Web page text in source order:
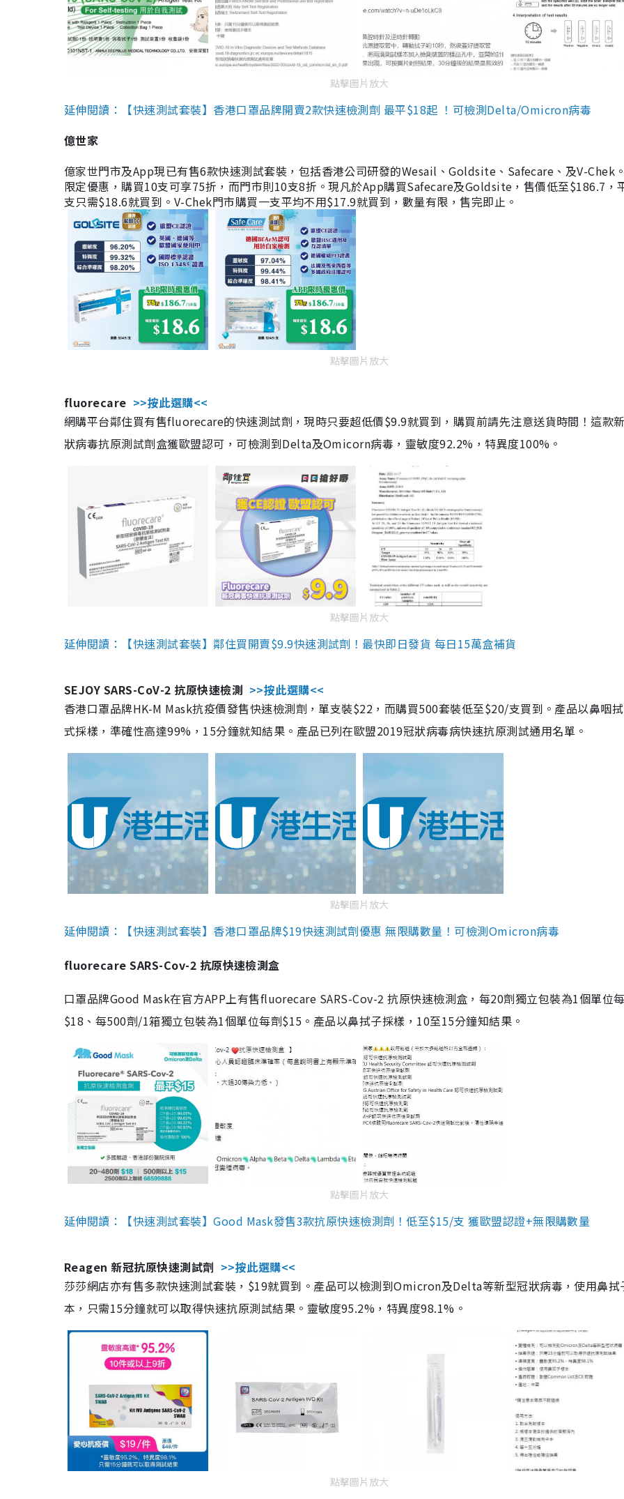
點擊圖片放大
延伸閱讀：【快速測試套裝】香港口罩品牌開賣2款快速檢測劑 最平$18起 ！可檢測Delta/Omicron病毒
億世家
億家世門市及App現已有售6款快速測試套裝，包括香港公司研發的Wesail、Goldsite、Safecare、及V-Chek
限定優惠，購買10支可享75折，而門市則10支8折。現凡於App購買Safecare及Goldsite，售價低至$186.7，
支只需$18.6就買到。V-Chek門市購買一支平均不用$17.9就買到，數量有限，售完即止。
點擊圖片放大
fluorecare >>按此選購<<
網購平台鄰住買有售fluorecare的快速測試劑，現時只要超低價$9.9就買到，購買前請先注意送貨時間！這款
狀病毒抗原測試劑盒獲歐盟認可，可檢測到Delta及Omicorn病毒，靈敏度92.2%，特異度100%。
點擊圖片放大
延伸閱讀：【快速測試套裝】鄰住買開賣$9.9快速測試劑！最快即日發貨 每日15萬盒補貨
SEJOY SARS-CoV-2 抗原快速檢測 >>按此選購<<
香港口罩品牌HK-M Mask抗疫價發售快速檢測劑，單支裝$22，而購買500套裝低至$20/支買到。產品以鼻咽
式採樣，準確性高達99%，15分鐘就知結果。產品已列在歐盟2019冠狀病毒病快速抗原測試通用名單。
點擊圖片放大
延伸閱讀：【快速測試套裝】香港口罩品牌$19快速測試劑優惠 無限購數量！可檢測Omicron病毒
fluorecare SARS-Cov-2 抗原快速檢測盒
口罩品牌Good Mask在官方APP上有售fluorecare SARS-Cov-2 抗原快速檢測盒，每20劑獨立包裝為1個單位
$18、每500劑/1箱獨立包裝為1個單位每劑$15。產品以鼻拭子採樣，10至15分鐘知結果。
點擊圖片放大
延伸閱讀：【快速測試套裝】Good Mask發售3款抗原快速檢測劑！低至$15/支 獲歐盟認證+無限購數量
Reagen 新冠抗原快速測試劑 >>按此選購<<
莎莎網店亦有售多款快速測試套裝，$19就買到。產品可以檢測到Omicron及Delta等新型冠狀病毒，使用鼻拭
本，只需15分鐘就可以取得快速抗原測試結果。靈敏度95.2%，特異度98.1%。
點擊圖片放大